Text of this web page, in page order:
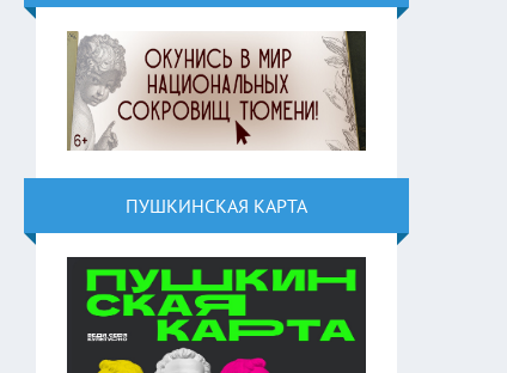
ПУШКИНСКАЯ КАРТА